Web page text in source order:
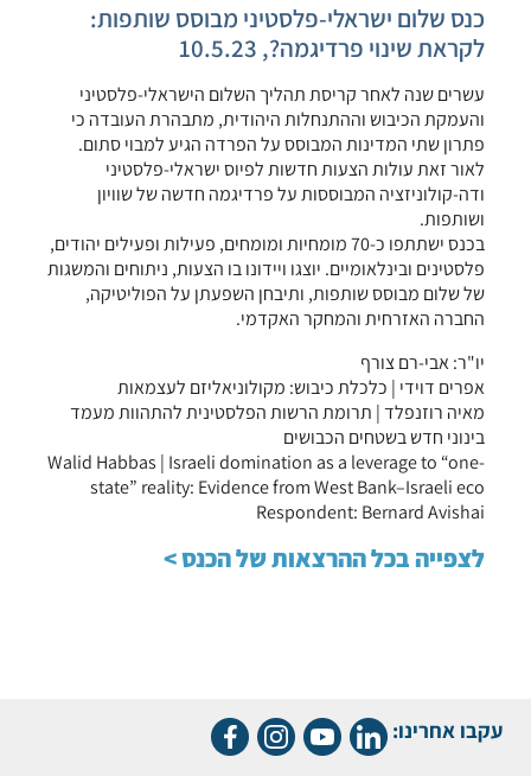
כנס שלום ישראלי-פלסטיני מבוסס שותפות:
לקראת שינוי פרדיגמה?, 10.5.23
עשרים שנה לאחר קריסת תהליך השלום הישראלי-פלסטיני
והעמקת הכיבוש וההתנחלות היהודית, מתבהרת העובדה כי
פתרון שתי המדינות המבוסס על הפרדה הגיע למבוי סתום.
לאור זאת עולות הצעות חדשות לפיוס ישראלי-פלסטיני
ודה-קולוניזציה המבוססות על פרדיגמה חדשה של שוויון
ושותפות.
בכנס ישתתפו כ-70 מומחיות ומומחים, פעילות ופעילים יהודים,
פלסטינים ובינלאומיים. יוצגו ויידונו בו הצעות, ניתוחים והמשגות
של שלום מבוסס שותפות, ותיבחן השפעתן על הפוליטיקה,
החברה האזרחית והמחקר האקדמי.
יו"ר: אבי-רם צורף
אפרים דוידי | כלכלת כיבוש: מקולוניאליזם לעצמאות
מאיה רוזנפלד | תרומת הרשות הפלסטינית להתהוות מעמד
בינוני חדש בשטחים הכבושים
Walid Habbas | Israeli domination as a leverage to “one-
state” reality: Evidence from West Bank–Israeli eco
Respondent: Bernard Avishai
לצפייה בכל ההרצאות של הכנס >
עקבו אחרינו: